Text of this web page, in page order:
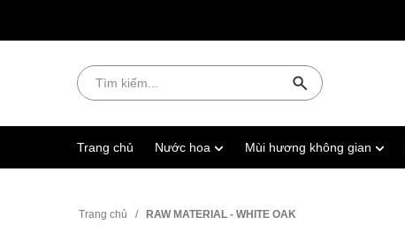
Trang chủ Nước hoa Mùi hương không gian
Trang chủ / RAW MATERIAL - WHITE OAK